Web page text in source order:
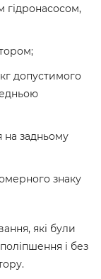
гідронасосом,
допустимого
на задньому
знаку
які були
і без